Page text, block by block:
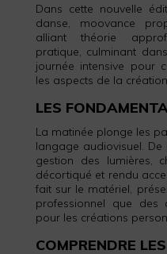
Dans cette nouvelle
danse, moovance
alliant théorie
pratique, culminant
journée intensive pour
les aspects de la
LES
La matinée plonge les
langage audiovisuel.
gestion des lumières,
décortiqué et rendu
fait sur le matériel,
professionnel que des
pour les créations
COMPRENDRE